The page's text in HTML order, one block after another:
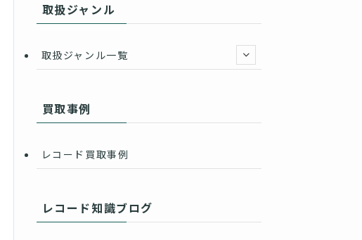
取扱ジャンル
取扱ジャンル一覧
買取事例
レコード買取事例
レコード知識ブログ